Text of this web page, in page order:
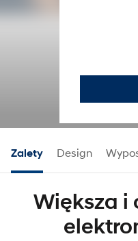
Zalety Design
Większa i